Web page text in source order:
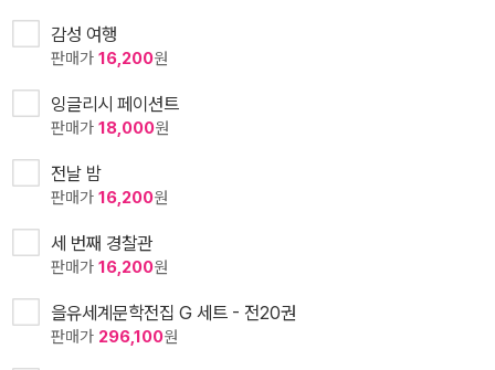
감성 여행
판매가 16,200원
잉글리시 페이션트
판매가 18,000원
전날 밤
판매가 16,200원
세 번째 경찰관
판매가 16,200원
을유세계문학전집 G 세트 - 전20권
판매가 296,100원